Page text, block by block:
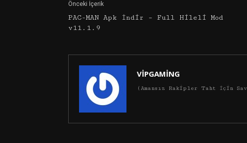
Önceki İçerik
PAC-MAN Apk İndir – Full Hileli Mod
v11.1.9
VİPGAMİNG
(Amansız Rakipler Taht İçin